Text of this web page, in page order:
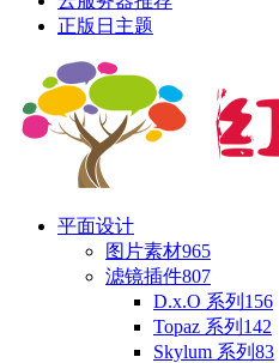
正版日主题
平面设计
图片素材965
滤镜插件807
D.x.O 系列 156
Topaz 系列 142
Skylum 系列 83